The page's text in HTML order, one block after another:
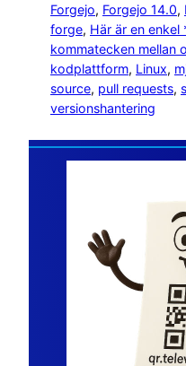
Forgejo, Forgejo 14.0,
forge, Här är en
kommatecken mellan
kodplattform, Linux,
source, pull requests,
versionshantering